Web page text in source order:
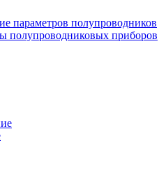
параметров полупроводников
полупроводниковых приборов